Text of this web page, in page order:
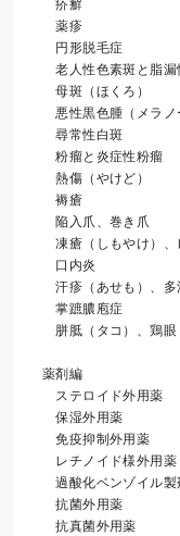
疥癬
薬疹
円形脱毛症
老人性色素斑と脂漏
母斑（ほくろ）
悪性黒色腫（メラノ
尋常性白斑
粉瘤と炎症性粉瘤
熱傷（やけど）
褥瘡
陥入爪、巻き爪
凍瘡（しもやけ）、
口内炎
汗疹（あせも）、多
掌蹠膿庖症
胼胝（タコ）、鶏眼
薬剤編
ステロイド外用薬
保湿外用薬
免疫抑制外用薬
レチノイド様外用薬
過酸化ベンゾイル製
抗菌外用薬
抗真菌外用薬